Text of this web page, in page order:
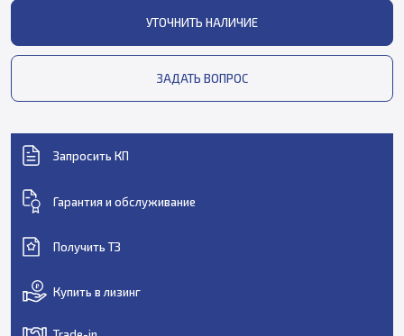
УТОЧНИТЬ НАЛИЧИЕ
ЗАДАТЬ ВОПРОС
Запросить КП
Гарантия и обслуживание
Получить ТЗ
Купить в лизинг